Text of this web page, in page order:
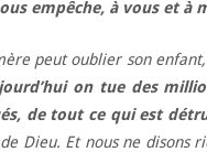
empêche, à vous et à
peut oublier son
on tue des
de tout ce qui est
Dieu. Et nous ne disons